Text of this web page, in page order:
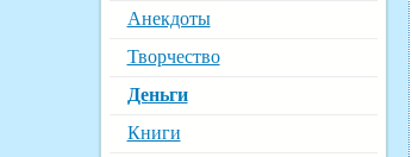
Анекдоты
Творчество
Деньги
Книги